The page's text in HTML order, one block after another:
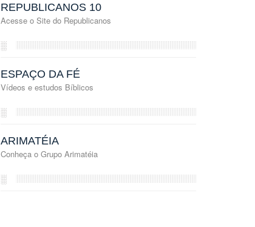
REPUBLICANOS 10
Acesse o Site do Republicanos
░
ESPAÇO DA FÉ
Vídeos e estudos Bíblicos
░
ARIMATÉIA
Conheça o Grupo Arimatéia
░